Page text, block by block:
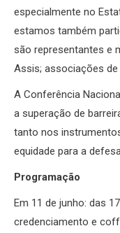
especialmente no
estamos também
são representantes e
Assis; associações
A Conferência
a superação de
tanto nos
equidade para a
Programação
Em 11 de junho: das
credenciamento e